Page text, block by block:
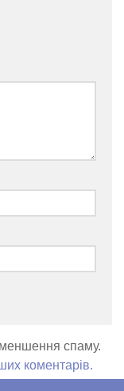
спаму.
коментарів.